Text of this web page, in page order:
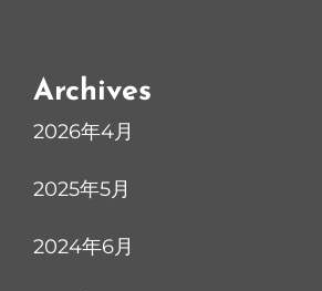
Archives
2026年4月
2025年5月
2024年6月